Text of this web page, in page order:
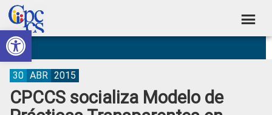
Abrir barra de herramientas
Skip
to
primary
navigation
Skip
to
main
content
Skip
to
primary
sidebar
Skip
to
footer
Consejo
de
Participación
Ciudadana
Construyendo
Poder
Ciudadano
CPCCS socializa Modelo de
30 ABR 2015